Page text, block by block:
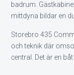
badrum.
mittdyna bildar en
Storebro 435
och teknik där
central. Det är en